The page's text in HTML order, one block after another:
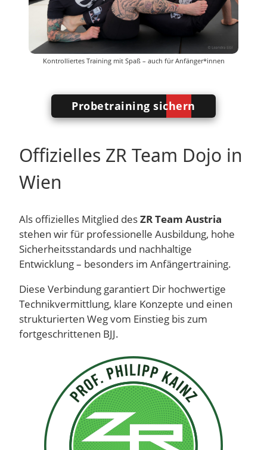
Kontrolliertes Training mit Spaß – auch für Anfänger*innen
Probetraining sichern
Offizielles ZR Team Dojo in
Wien
Als offizielles Mitglied desZR Team Austria
stehen wir für professionelle Ausbildung, hohe
Sicherheitsstandards und nachhaltige
Entwicklung – besonders im Anfängertraining.
Diese Verbindung garantiert Dir hochwertige
Technikvermittlung, klare Konzepte und einen
strukturierten Weg vom Einstieg bis zum
fortgeschrittenen BJJ.